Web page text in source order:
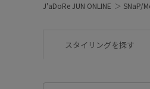
J'aDoRe JUN ONLINE SNaP/
スタイリングを探す